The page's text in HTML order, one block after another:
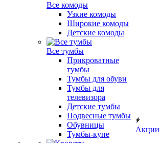
Все комоды
Узкие комоды
Широкие комоды
Детские комоды
Все тумбы
Прикроватные
тумбы
Тумбы для обуви
Тумбы для
телевизора
Детские тумбы
Подвесные тумбы
Обувницы
Тумбы-купе
Акции